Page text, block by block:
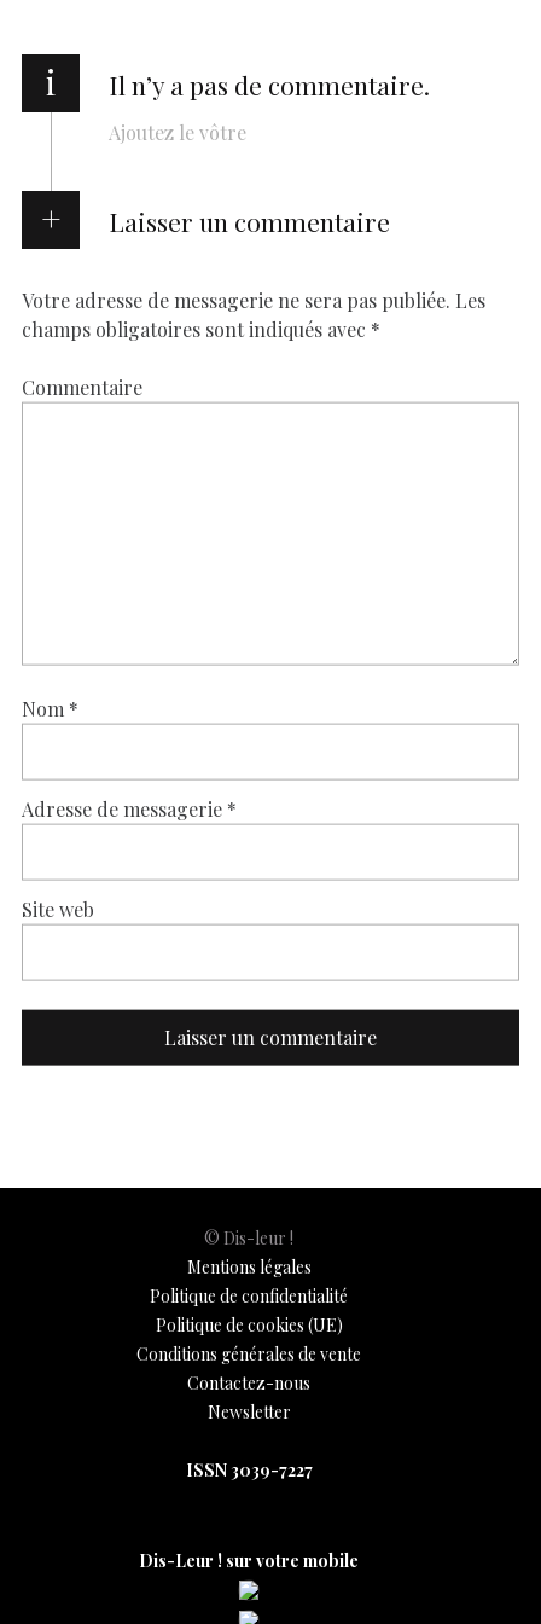
i Il n’y a pas de commentaire.
Ajoutez le vôtre
Laisser un commentaire
Votre adresse de messagerie ne sera pas publiée. Les
champs obligatoires sont indiqués avec *
Commentaire
Nom *
Adresse de messagerie *
Site web
© Dis-leur !
Mentions légales
Politique de confidentialité
Politique de cookies (UE)
Conditions générales de vente
Contactez-nous
Newsletter
ISSN 3039-7227
Dis-Leur ! sur votre mobile